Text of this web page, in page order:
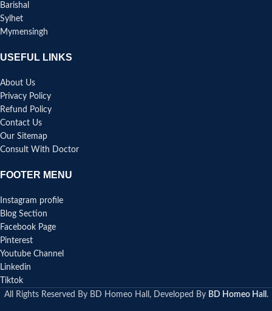
Barishal
Sylhet
Mymensingh
USEFUL LINKS
About Us
Privacy Policy
Refund Policy
Contact Us
Our Sitemap
Consult With Doctor
FOOTER MENU
Instagram profile
Blog Section
Facebook Page
Pinterest
Youtube Channel
Linkedin
Tiktok
All Rights Reserved By BD Homeo Hall, Developed By BD Homeo Hall .